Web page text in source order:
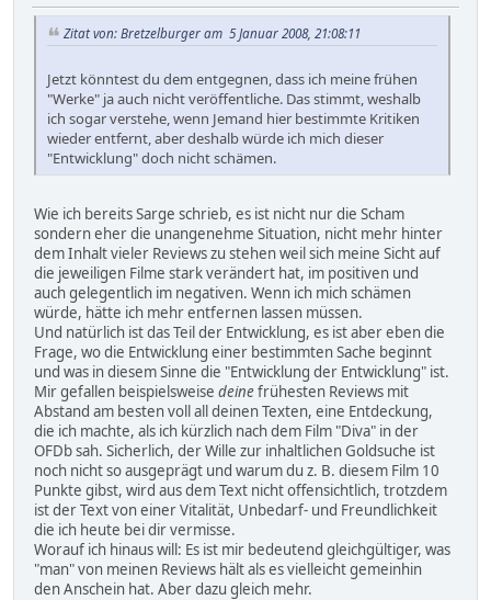
Zitat von: Bretzelburger am 5 Januar 2008, 21:08:11
Jetzt könntest du dem entgegnen, dass ich meine frühen
"Werke" ja auch nicht veröffentliche. Das stimmt, weshalb
ich sogar verstehe, wenn Jemand hier bestimmte Kritiken
wieder entfernt, aber deshalb würde ich mich dieser
"Entwicklung" doch nicht schämen.
Wie ich bereits Sarge schrieb, es ist nicht nur die Scham
sondern eher die unangenehme Situation, nicht mehr hinter
dem Inhalt vieler Reviews zu stehen weil sich meine Sicht auf
die jeweiligen Filme stark verändert hat, im positiven und
auch gelegentlich im negativen. Wenn ich mich schämen
würde, hätte ich mehr entfernen lassen müssen.
Und natürlich ist das Teil der Entwicklung, es ist aber eben die
Frage, wo die Entwicklung einer bestimmten Sache beginnt
und was in diesem Sinne die "Entwicklung der Entwicklung" ist.
Mir gefallen beispielsweise deinefrühesten Reviews mit
Abstand am besten voll all deinen Texten, eine Entdeckung,
die ich machte, als ich kürzlich nach dem Film "Diva" in der
OFDb sah. Sicherlich, der Wille zur inhaltlichen Goldsuche ist
noch nicht so ausgeprägt und warum du z. B. diesem Film 10
Punkte gibst, wird aus dem Text nicht offensichtlich, trotzdem
ist der Text von einer Vitalität, Unbedarf- und Freundlichkeit
die ich heute bei dir vermisse.
Worauf ich hinaus will: Es ist mir bedeutend gleichgültiger, was
"man" von meinen Reviews hält als es vielleicht gemeinhin
den Anschein hat. Aber dazu gleich mehr.